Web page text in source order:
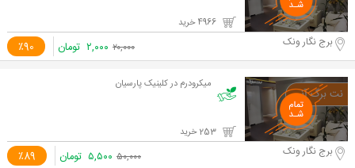
٪90 برج نگار ونک ۲۰,۰۰۰ ۲,۰۰۰ تومان
میکرودرم در کلینیک پارسیان
٪89 برج نگار ونک ۵۰,۰۰۰ ۵,۵۰۰ تومان